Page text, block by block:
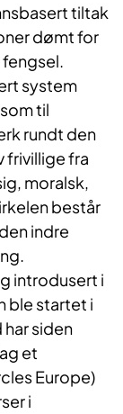
tiltak
dømt for
system
til
rundt den
frivillige fra
moralsk,
består
indre
introdusert i
ble startet i
siden
et
Europe)
i